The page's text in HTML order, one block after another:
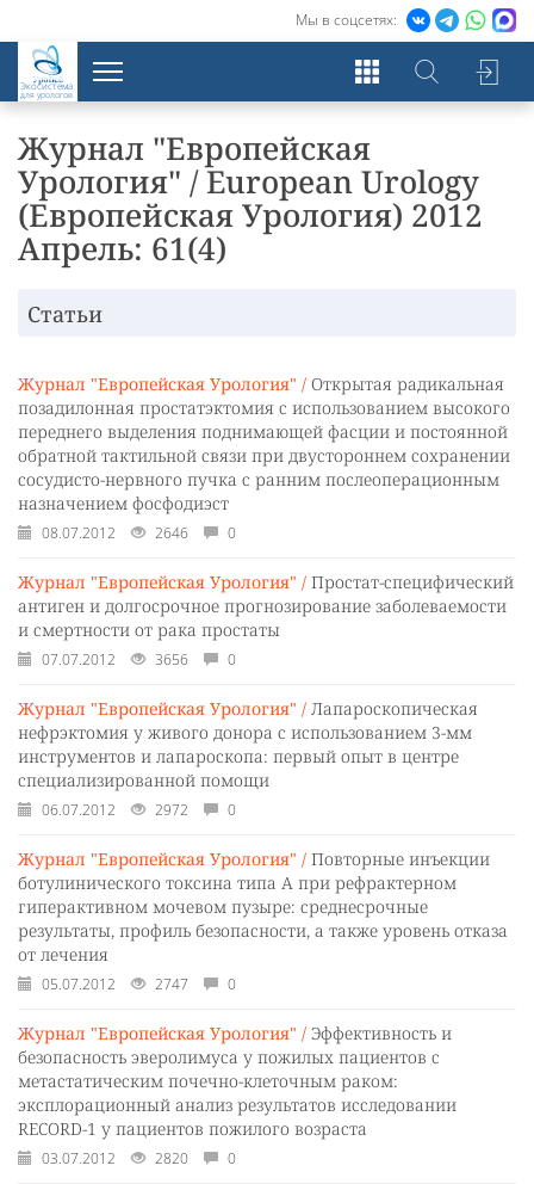
Мы в соцсетях:
Экосистема
для урологов
Журнал "Европейская
Урология" / European Urology
(Европейская Урология) 2012
Апрель: 61(4)
Статьи
Журнал "Европейская Урология" / Открытая радикальная
позадилонная простатэктомия с использованием высокого
переднего выделения поднимающей фасции и постоянной
обратной тактильной связи при двустороннем сохранении
сосудисто-нервного пучка с ранним послеоперационным
назначением фосфодиэст
08.07.2012 2646 0
Журнал "Европейская Урология" / Простат-специфический
антиген и долгосрочное прогнозирование заболеваемости
и смертности от рака простаты
07.07.2012 3656 0
Журнал "Европейская Урология" / Лапароскопическая
нефрэктомия у живого донора с использованием 3-мм
инструментов и лапароскопа: первый опыт в центре
специализированной помощи
06.07.2012 2972 0
Журнал "Европейская Урология" / Повторные инъекции
ботулинического токсина типа А при рефрактерном
гиперактивном мочевом пузыре: среднесрочные
результаты, профиль безопасности, а также уровень отказа
от лечения
05.07.2012 2747 0
Журнал "Европейская Урология" / Эффективность и
безопасность эверолимуса у пожилых пациентов с
метастатическим почечно-клеточным раком:
эксплорационный анализ результатов исследовании
RECORD-1 у пациентов пожилого возраста
03.07.2012 2820 0